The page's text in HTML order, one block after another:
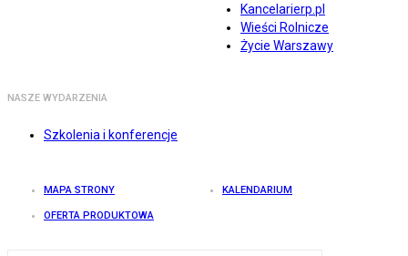
Kancelarierp.pl
Wieści Rolnicze
Życie Warszawy
NASZE WYDARZENIA
Szkolenia i konferencje
MAPA STRONY KALENDARIUM
OFERTA PRODUKTOWA